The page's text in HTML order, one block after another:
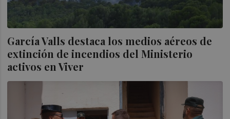
García Valls destaca los medios aéreos de
extinción de incendios del Ministerio
activos en Viver